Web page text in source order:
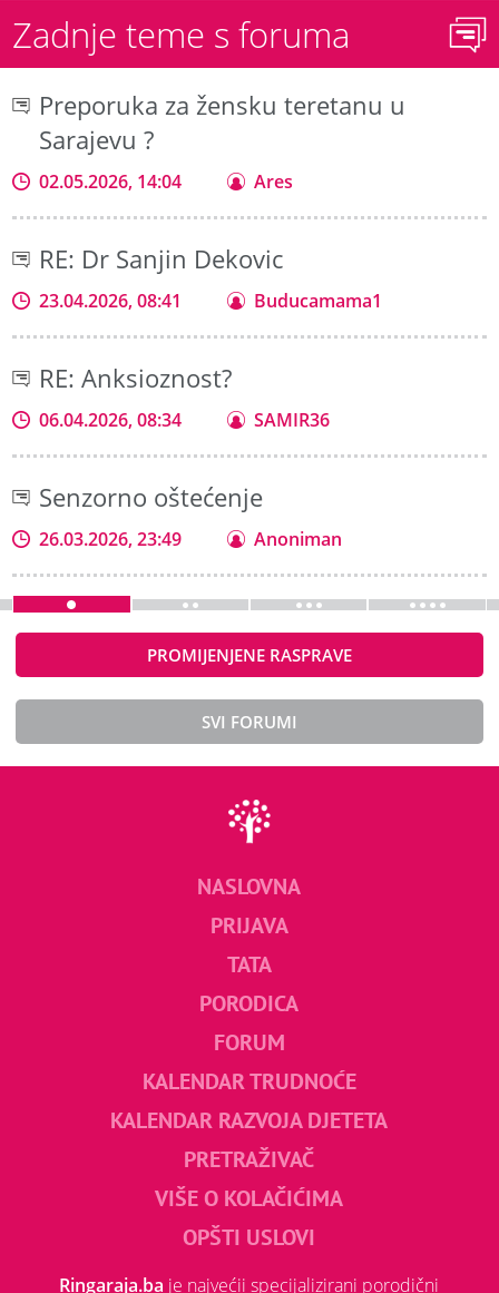
Zadnje teme s foruma
Preporuka za žensku teretanu u
Sarajevu ?
02.05.2026, 14:04 Ares
RE: Dr Sanjin Dekovic
23.04.2026, 08:41 Buducamama1
RE: Anksioznost?
06.04.2026, 08:34 SAMIR36
Senzorno oštećenje
26.03.2026, 23:49 Anoniman
PROMIJENJENE RASPRAVE
SVI FORUMI
NASLOVNA
PRIJAVA
TATA
PORODICA
FORUM
KALENDAR TRUDNOĆE
KALENDAR RAZVOJA DJETETA
PRETRAŽIVAČ
VIŠE O KOLAČIĆIMA
OPŠTI USLOVI
Ringaraja.ba je najvećii specijalizirani porodični